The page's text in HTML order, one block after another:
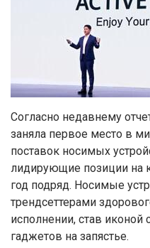
Согласно недавнему
заняла первое место в
поставок носимых
лидирующие позиции на
год подряд. Носимые
трендсеттерами
исполнении, став
гаджетов на запястье.